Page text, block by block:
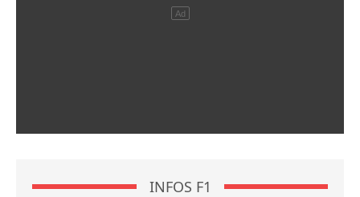
INFOS F1